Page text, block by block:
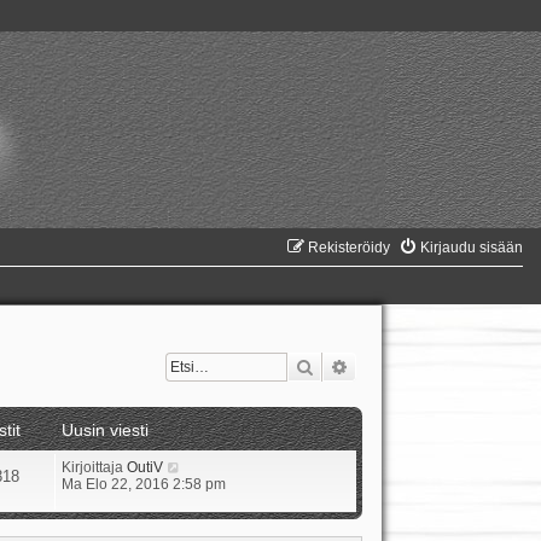
Kirjaudu sisään
Rekisteröidy
Etsi
Uusin viesti
KirjoittajaOutiV
ä
t
ä
Ma Elo 22, 2016 2:58 pm